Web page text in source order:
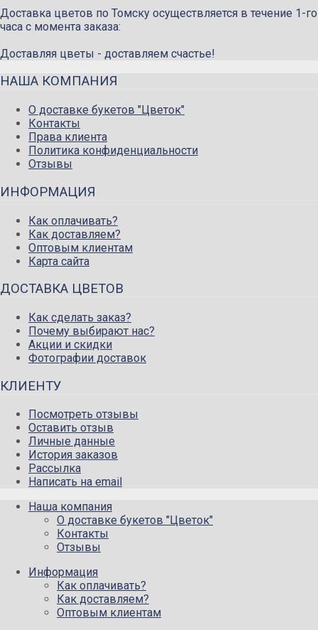
Доставка цветов по Томску осуществляется в течение 1-го
часа с момента заказа:
Доставляя цветы - доставляем счастье!
НАША КОМПАНИЯ
О доставке букетов "Цветок"
Контакты
Права клиента
Политика конфиденциальности
Отзывы
ИНФОРМАЦИЯ
Как оплачивать?
Как доставляем?
Оптовым клиентам
Карта сайта
ДОСТАВКА ЦВЕТОВ
Как сделать заказ?
Почему выбирают нас?
Акции и скидки
Фотографии доставок
КЛИЕНТУ
Посмотреть отзывы
Оставить отзыв
Личные данные
История заказов
Рассылка
Написать на email
Наша компания
О доставке букетов "Цветок"
Контакты
Отзывы
Информация
Как оплачивать?
Как доставляем?
Оптовым клиентам